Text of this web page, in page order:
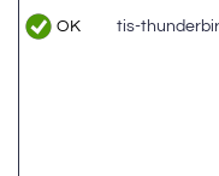
OK tis-